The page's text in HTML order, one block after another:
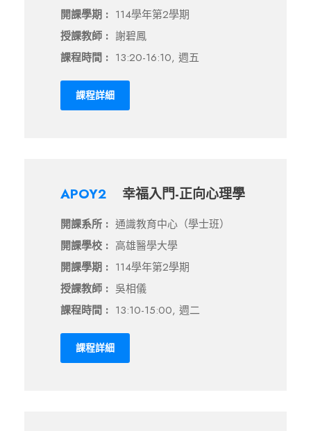
開課學期 : 114學年第2學期
授課教師 : 謝碧鳳
課程時間 : 13:20-16:10, 週五
課程詳細
APOY2 幸福入門-正向心理學
開課系所 : 通識教育中心（學士班）
開課學校 : 高雄醫學大學
開課學期 : 114學年第2學期
授課教師 : 吳相儀
課程時間 : 13:10-15:00, 週二
課程詳細